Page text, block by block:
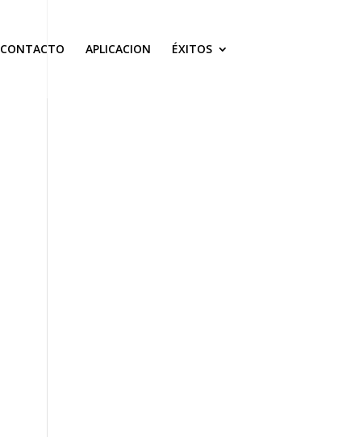
CONTACTO APLICACION ÉXITOS